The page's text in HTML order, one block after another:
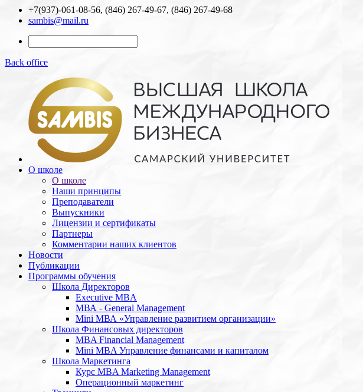
+7(937)-061-08-56, (846) 267-49-67, (846) 267-49-68
sambis@mail.ru
Back office
О школе
О школе
Наши принципы
Преподаватели
Выпускники
Лицензии и cертификаты
Партнеры
Комментарии наших клиентов
Новости
Публикации
Программы обучения
Школа Директоров
Executive MBA
МВА - General Management
Mini МВА «Управление развитием организации»
Школа Финансовых директоров
MBA Financial Management
Mini MBA Управление финансами и капиталом
Школа Маркетинга
Курс MBA Marketing Management
Операционный маркетинг